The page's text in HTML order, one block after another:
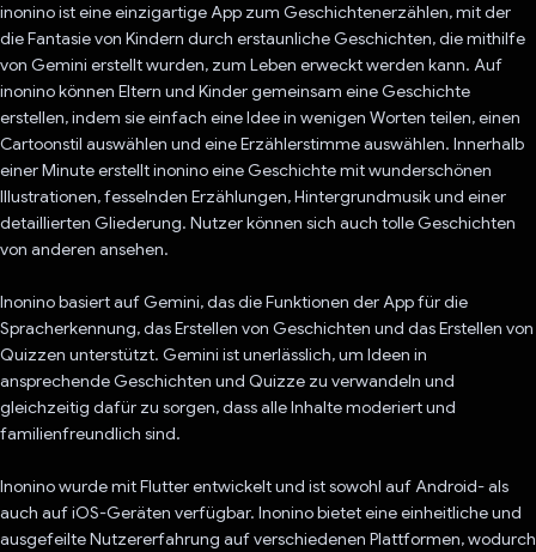
inonino ist eine einzigartige App zum Geschichtenerzählen, mit der
die Fantasie von Kindern durch erstaunliche Geschichten, die mithilfe
von Gemini erstellt wurden, zum Leben erweckt werden kann. Auf
inonino können Eltern und Kinder gemeinsam eine Geschichte
erstellen, indem sie einfach eine Idee in wenigen Worten teilen, einen
Cartoonstil auswählen und eine Erzählerstimme auswählen. Innerhalb
einer Minute erstellt inonino eine Geschichte mit wunderschönen
Illustrationen, fesselnden Erzählungen, Hintergrundmusik und einer
detaillierten Gliederung. Nutzer können sich auch tolle Geschichten
von anderen ansehen.
Inonino basiert auf Gemini, das die Funktionen der App für die
Spracherkennung, das Erstellen von Geschichten und das Erstellen von
Quizzen unterstützt. Gemini ist unerlässlich, um Ideen in
ansprechende Geschichten und Quizze zu verwandeln und
gleichzeitig dafür zu sorgen, dass alle Inhalte moderiert und
familienfreundlich sind.
Inonino wurde mit Flutter entwickelt und ist sowohl auf Android- als
auch auf iOS-Geräten verfügbar. Inonino bietet eine einheitliche und
ausgefeilte Nutzererfahrung auf verschiedenen Plattformen, wodurch